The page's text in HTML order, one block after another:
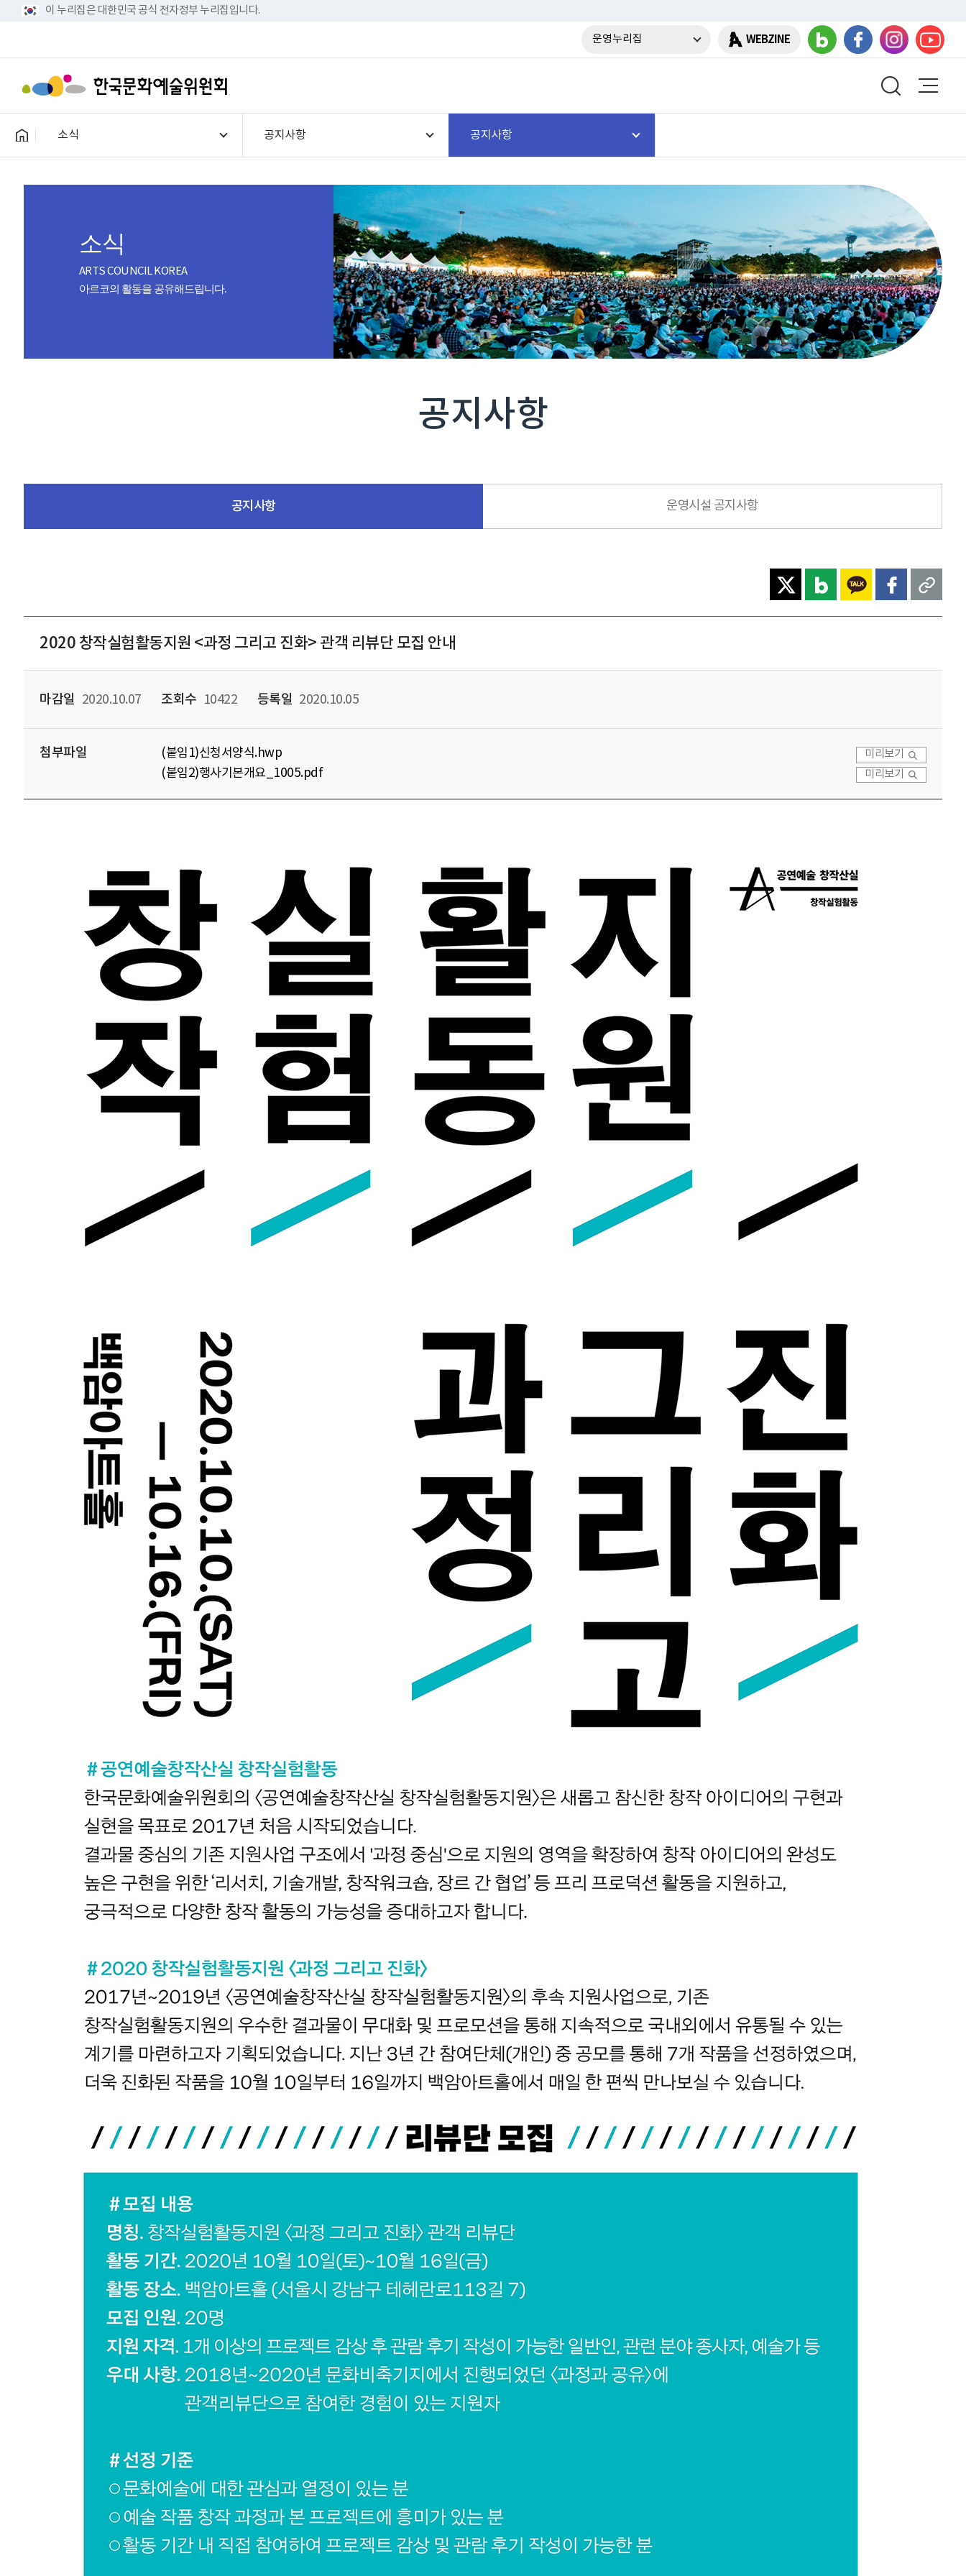
이 누리집은 대한민국 공식 전자정부 누리집입니다.
운영누리집 WEBZINE
소식 공지사항 공지사항
소식
ARTS COUNCIL KOREA
아르코의 활동을 공유해드립니다.
공지사항
공지사항 운영시설 공지사항
2020 창작실험활동지원 <과정 그리고 진화> 관객 리뷰단 모집 안내
마감일 2020.10.07 조회수 10422 등록일 2020.10.05
첨부파일 (붙임1)신청서양식.hwp 미리보기
(붙임2)행사기본개요_1005.pdf 미리보기